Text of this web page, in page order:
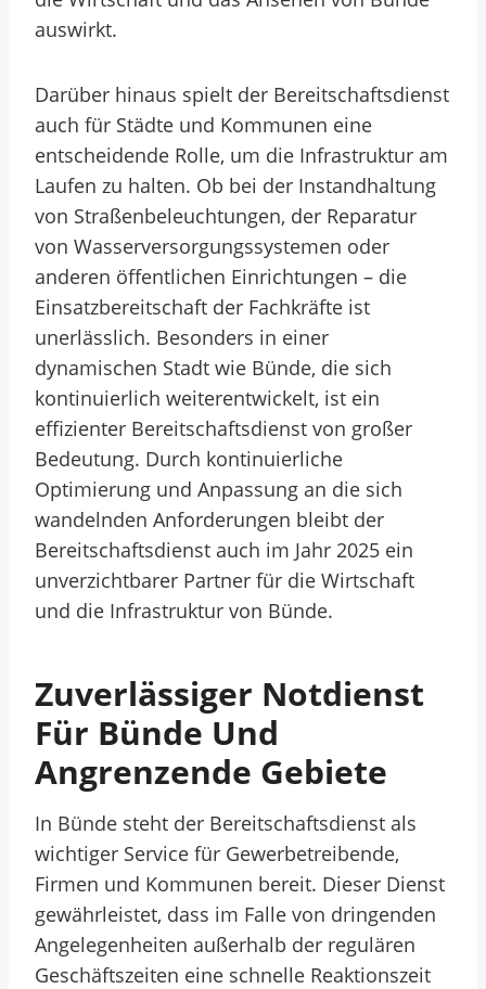
auswirkt.
Darüber hinaus spielt der Bereitschaftsdienst
auch für Städte und Kommunen eine
entscheidende Rolle, um die Infrastruktur am
Laufen zu halten. Ob bei der Instandhaltung
von Straßenbeleuchtungen, der Reparatur
von Wasserversorgungssystemen oder
anderen öffentlichen Einrichtungen – die
Einsatzbereitschaft der Fachkräfte ist
unerlässlich. Besonders in einer
dynamischen Stadt wie Bünde, die sich
kontinuierlich weiterentwickelt, ist ein
effizienter Bereitschaftsdienst von großer
Bedeutung. Durch kontinuierliche
Optimierung und Anpassung an die sich
wandelnden Anforderungen bleibt der
Bereitschaftsdienst auch im Jahr 2025 ein
unverzichtbarer Partner für die Wirtschaft
und die Infrastruktur von Bünde.
Zuverlässiger Notdienst
Für Bünde Und
Angrenzende Gebiete
In Bünde steht der Bereitschaftsdienst als
wichtiger Service für Gewerbetreibende,
Firmen und Kommunen bereit. Dieser Dienst
gewährleistet, dass im Falle von dringenden
Angelegenheiten außerhalb der regulären
Geschäftszeiten eine schnelle Reaktionszeit